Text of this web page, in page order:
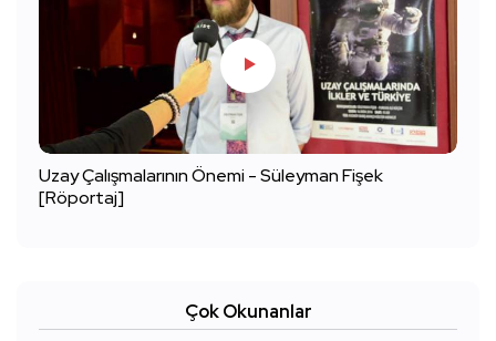
Uzay Çalışmalarının Önemi - Süleyman Fişek
[Röportaj]
Çok Okunanlar